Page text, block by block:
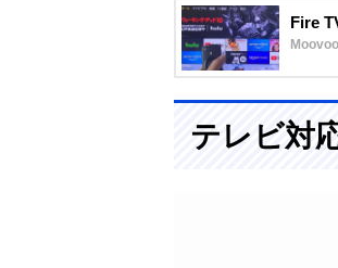
Fire
Moovoo
テレビ対